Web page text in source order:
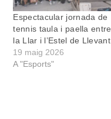
Espectacular jornada de
tennis taula i paella entre
la Llar i l’Estel de Llevant
19 maig 2026
A "Esports"